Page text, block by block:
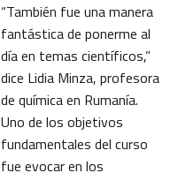
“También fue una manera
fantástica de ponerme al
día en temas científicos,”
dice Lidia Minza, profesora
de química en Rumanía.
Uno de los objetivos
fundamentales del curso
fue evocar en los